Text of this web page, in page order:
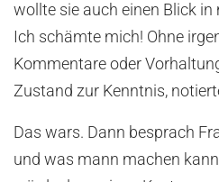
wollte sie auch einen Blick
Ich schämte mich! Ohne
Kommentare oder
Zustand zur Kenntnis,
Das wars. Dann besprach
und was mann machen